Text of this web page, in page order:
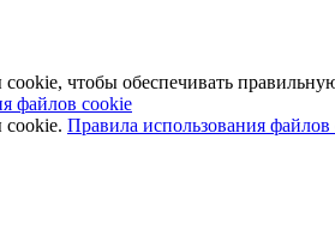
чтобы обеспечивать
файлов cookie
Правила использования файлов